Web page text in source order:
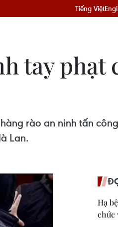
Tiếng Việt
tay phạt
rào an ninh tấn
Lan.
Hạ
chức